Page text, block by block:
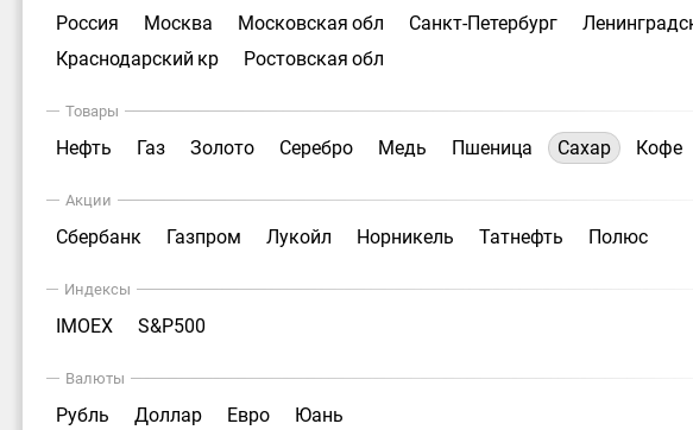
Россия Москва Московская обл Санкт-Петербург
Краснодарский кр
Ростовская обл
Товары
Нефть Газ Золото Серебро Медь Пшеница Сахар Кофе
Акции
Сбербанк Газпром Лукойл Норникель Татнефть Полюс
Индексы
IMOEX S&P500
Валюты
Рубль Доллар Евро Юань